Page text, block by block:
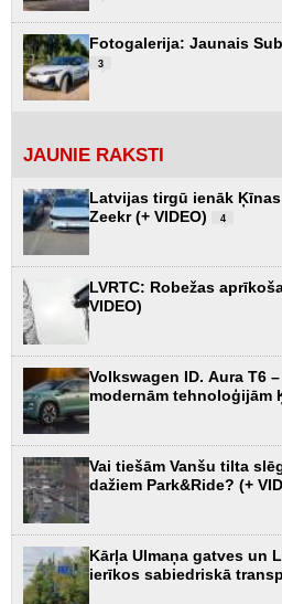
Fotogalerija: Jaunais
3
JAUNIE RAKSTI
Latvijas tirgū ienāk
Zeekr (+ VIDEO)
4
LVRTC: Robežas
VIDEO)
Volkswagen ID. Aura T6
modernām tehnoloģijām
Vai tiešām Vanšu tilta
dažiem Park&Ride? (+
Kārļa Ulmaņa gatves un
ierīkos sabiedriskā